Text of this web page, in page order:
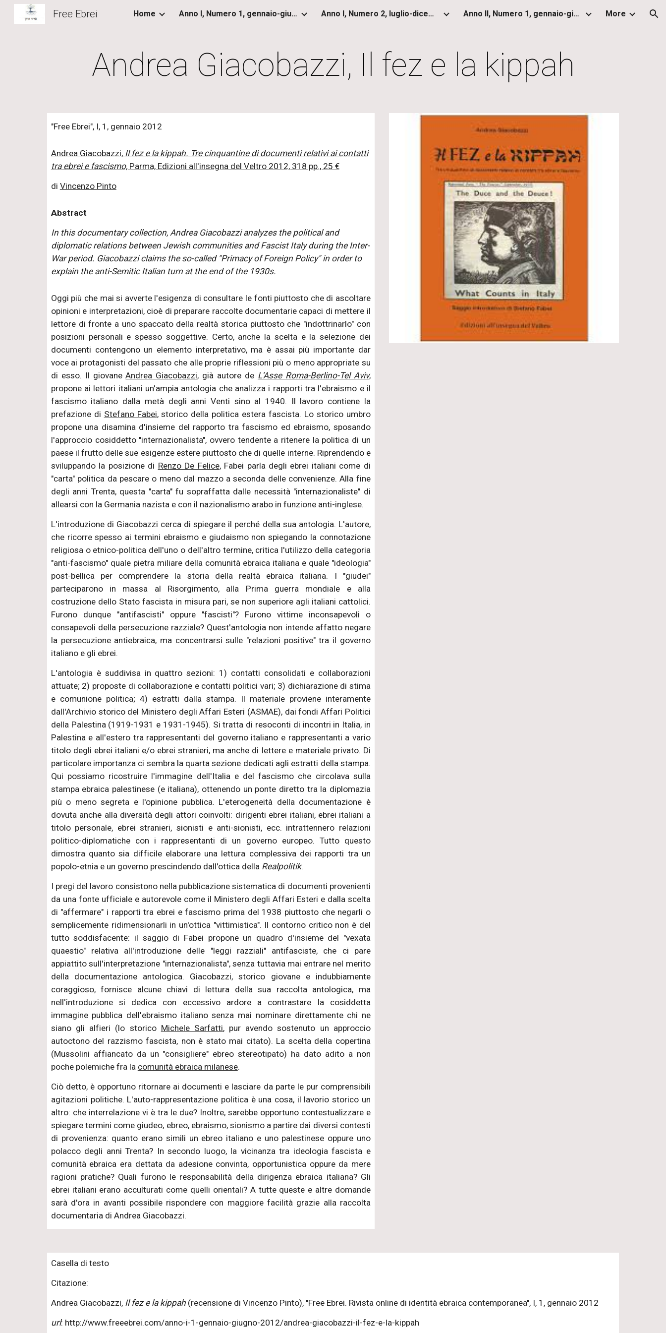
Skip to main content Skip to navigation
Free Ebrei Home Anno I, Numero 1, gennaio-giugno 2012 Anno I, Numero 2, luglio-dicembre 2012 Anno II, Numero 1, gennaio-giugno 2013 More
Andrea Giacobazzi, Il fez e la kippah
"Free Ebrei", I, 1, gennaio 2012
Andrea Giacobazzi, Il fez e la kippah. Tre cinquantine di documenti relativi ai contatti
tra ebrei e fascismo, Parma, Edizioni all'insegna del Veltro 2012, 318 pp., 25 €
di Vincenzo Pinto
Abstract
In this documentary collection, Andrea Giacobazzi analyzes the political and
diplomatic relations between Jewish communities and Fascist Italy during the Inter-
War period. Giacobazzi claims the so-called "Primacy of Foreign Policy" in order to
explain the anti-Semitic Italian turn at the end of the 1930s.
Oggi più che mai si avverte l'esigenza di consultare le fonti piuttosto che di ascoltare
opinioni e interpretazioni, cioè di preparare raccolte documentarie capaci di mettere il
lettore di fronte a uno spaccato della realtà storica piuttosto che "indottrinarlo" con
posizioni personali e spesso soggettive. Certo, anche la scelta e la selezione dei
documenti contengono un elemento interpretativo, ma è assai più importante dar
voce ai protagonisti del passato che alle proprie riflessioni più o meno appropriate su
di esso. Il giovaneAndrea Giacobazzi, già autore de L'Asse Roma-Berlino-Tel Aviv,
propone ai lettori italiani un'ampia antologia che analizza i rapporti tra l'ebraismo e il
fascismo italiano dalla metà degli anni Venti sino al 1940. Il lavoro contiene la
prefazione di Stefano Fabei, storico della politica estera fascista. Lo storico umbro
propone una disamina d'insieme del rapporto tra fascismo ed ebraismo, sposando
l'approccio cosiddetto "internazionalista", ovvero tendente a ritenere la politica di un
paese il frutto delle sue esigenze estere piuttosto che di quelle interne. Riprendendo e
sviluppando la posizione di Renzo De Felice, Fabei parla degli ebrei italiani come di
"carta" politica da pescare o meno dal mazzo a seconda delle convenienze. Alla fine
degli anni Trenta, questa "carta" fu sopraffatta dalle necessità "internazionaliste" di
allearsi con la Germania nazista e con il nazionalismo arabo in funzione anti-inglese.
L'introduzione di Giacobazzi cerca di spiegare il perché della sua antologia. L'autore,
che ricorre spesso ai termini ebraismo e giudaismo non spiegando la connotazione
religiosa o etnico-politica dell'uno o dell'altro termine, critica l'utilizzo della categoria
"anti-fascismo" quale pietra miliare della comunità ebraica italiana e quale "ideologia"
post-bellica per comprendere la storia della realtà ebraica italiana. I "giudei"
parteciparono in massa al Risorgimento, alla Prima guerra mondiale e alla
costruzione dello Stato fascista in misura pari, se non superiore agli italiani cattolici.
Furono dunque "antifascisti" oppure "fascisti"? Furono vittime inconsapevoli o
consapevoli della persecuzione razziale? Quest'antologia non intende affatto negare
la persecuzione antiebraica, ma concentrarsi sulle "relazioni positive" tra il governo
italiano e gli ebrei.
L'antologia è suddivisa in quattro sezioni: 1) contatti consolidati e collaborazioni
attuate; 2) proposte di collaborazione e contatti politici vari; 3) dichiarazione di stima
e comunione politica; 4) estratti dalla stampa. Il materiale proviene interamente
dall'Archivio storico del Ministero degli Affari Esteri (ASMAE), dai fondi Affari Politici
della Palestina (1919-1931 e 1931-1945). Si tratta di resoconti di incontri in Italia, in
Palestina e all'estero tra rappresentanti del governo italiano e rappresentanti a vario
titolo degli ebrei italiani e/o ebrei stranieri, ma anche di lettere e materiale privato. Di
particolare importanza ci sembra la quarta sezione dedicati agli estratti della stampa.
Qui possiamo ricostruire l'immagine dell'Italia e del fascismo che circolava sulla
stampa ebraica palestinese (e italiana), ottenendo un ponte diretto tra la diplomazia
più o meno segreta e l'opinione pubblica. L'eterogeneità della documentazione è
dovuta anche alla diversità degli attori coinvolti: dirigenti ebrei italiani, ebrei italiani a
titolo personale, ebrei stranieri, sionisti e anti-sionisti, ecc. intrattennero relazioni
politico-diplomatiche con i rappresentanti di un governo europeo. Tutto questo
dimostra quanto sia difficile elaborare una lettura complessiva dei rapporti tra un
popolo-etnia e un governo prescindendo dall'ottica della Realpolitik.
I pregi del lavoro consistono nella pubblicazione sistematica di documenti provenienti
da una fonte ufficiale e autorevole come il Ministero degli Affari Esteri e dalla scelta
di "affermare" i rapporti tra ebrei e fascismo prima del 1938 piuttosto che negarli o
semplicemente ridimensionarli in un'ottica "vittimistica". Il contorno critico non è del
tutto soddisfacente: il saggio di Fabei propone un quadro d'insieme del "vexata
quaestio" relativa all'introduzione delle "leggi razziali" antifasciste, che ci pare
appiattito sull'interpretazione "internazionalista", senza tuttavia mai entrare nel merito
della documentazione antologica. Giacobazzi, storico giovane e indubbiamente
coraggioso, fornisce alcune chiavi di lettura della sua raccolta antologica, ma
nell'introduzione si dedica con eccessivo ardore a contrastare la cosiddetta
immagine pubblica dell'ebraismo italiano senza mai nominare direttamente chi ne
siano gli alfieri (lo storico Michele Sarfatti, pur avendo sostenuto un approccio
autoctono del razzismo fascista, non è stato mai citato). La scelta della copertina
(Mussolini affiancato da un "consigliere" ebreo stereotipato) ha dato adito a non
poche polemiche fra la comunità ebraica milanese.
Ciò detto, è opportuno ritornare ai documenti e lasciare da parte le pur comprensibili
agitazioni politiche. L'auto-rappresentazione politica è una cosa, il lavorio storico un
altro: che interrelazione vi è tra le due? Inoltre, sarebbe opportuno contestualizzare e
spiegare termini come giudeo, ebreo, ebraismo, sionismo a partire dai diversi contesti
di provenienza: quanto erano simili un ebreo italiano e uno palestinese oppure uno
polacco degli anni Trenta? In secondo luogo, la vicinanza tra ideologia fascista e
comunità ebraica era dettata da adesione convinta, opportunistica oppure da mere
ragioni pratiche? Quali furono le responsabilità della dirigenza ebraica italiana? Gli
ebrei italiani erano acculturati come quelli orientali? A tutte queste e altre domande
sarà d'ora in avanti possibile rispondere con maggiore facilità grazie alla raccolta
documentaria di Andrea Giacobazzi.
Casella di testo
Citazione:
Andrea Giacobazzi, Il fez e la kippah(recensione di Vincenzo Pinto), "Free Ebrei. Rivista online di identità ebraica contemporanea", I, 1, gennaio 2012
url: http://www.freeebrei.com/anno-i-1-gennaio-giugno-2012/andrea-giacobazzi-il-fez-e-la-kippah